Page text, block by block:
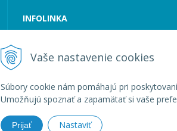
Vaše nastavenie cookies
Súbory cookie nám pomáhajú pri
Umožňujú spoznať a zapamätať si vaše
Prijať Nastaviť
INFOLINKA
E-mail: loguma@loguma.sk